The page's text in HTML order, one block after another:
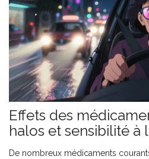
Effets des
halos et sensibilité à
conseils de sécurité
De nombreux médicaments